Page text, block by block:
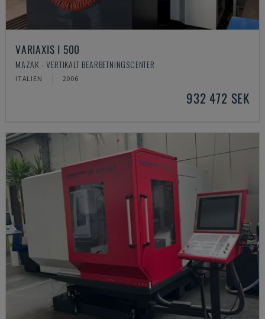
VARIAXIS I 500
MAZAK - VERTIKALT BEARBETNINGSCENTER
ITALIEN 2006
932 472 SEK